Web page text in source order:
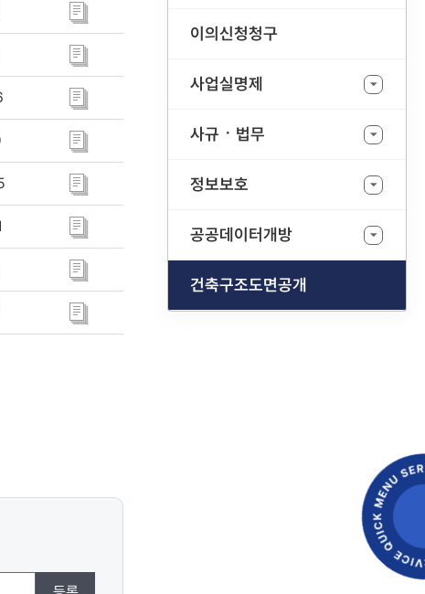
이의신청청구
사업실명제
사규ㆍ법무
정보보호
공공데이터개방
건축구조도면공개